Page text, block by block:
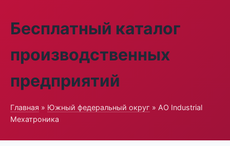
Бесплатный каталог
производственных
предприятий
Главная » Южный федеральный округ » АО Industrial
Мехатроника